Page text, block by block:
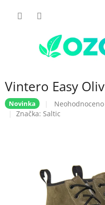
Vintero Easy Oliv
Novinka
Průměrné
hodnocení
hvězdiček.
Neohodnoceno
Značka: Saltic